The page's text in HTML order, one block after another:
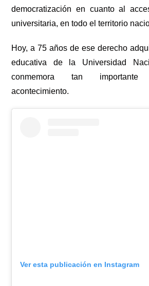
democratización en cuanto al
universitaria, en todo el territorio
Hoy, a 75 años de ese derecho
educativa de la Universidad
conmemora tan
acontecimiento.
Ver esta publicación en Instagram